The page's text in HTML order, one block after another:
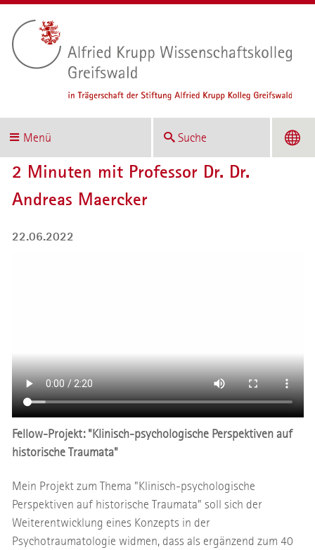
Menü Suche
2 Minuten mit Professor Dr. Dr.
Andreas Maercker
22.06.2022
Fellow-Projekt: "Klinisch-psychologische Perspektiven auf
historische Traumata"
Mein Projekt zum Thema "Klinisch-psychologische
Perspektiven auf historische Traumata" soll sich der
Weiterentwicklung eines Konzepts in der
Psychotraumatologie widmen, dass als ergänzend zum 40